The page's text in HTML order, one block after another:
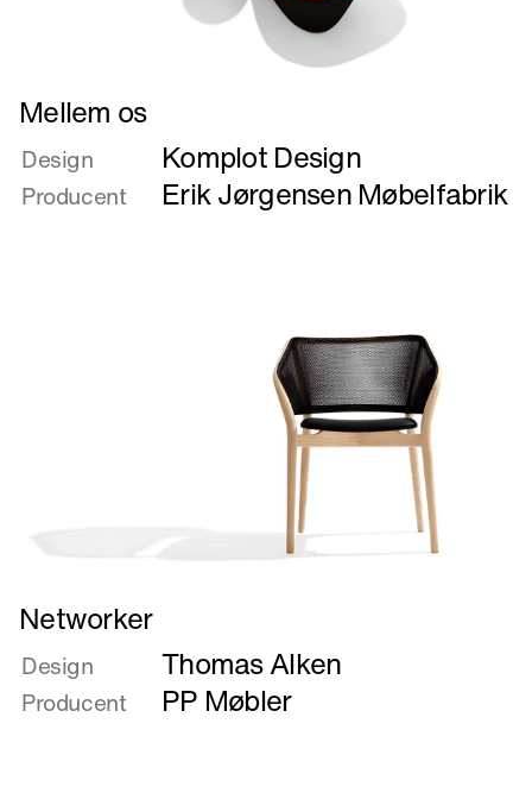
Læs
mere
om
Mellem
os
Mellem os
Design Komplot Design
Producent Erik Jørgensen Møbelfabrik
Læs
mere
om
Networker
Networker
Design Thomas Alken
Producent PP Møbler